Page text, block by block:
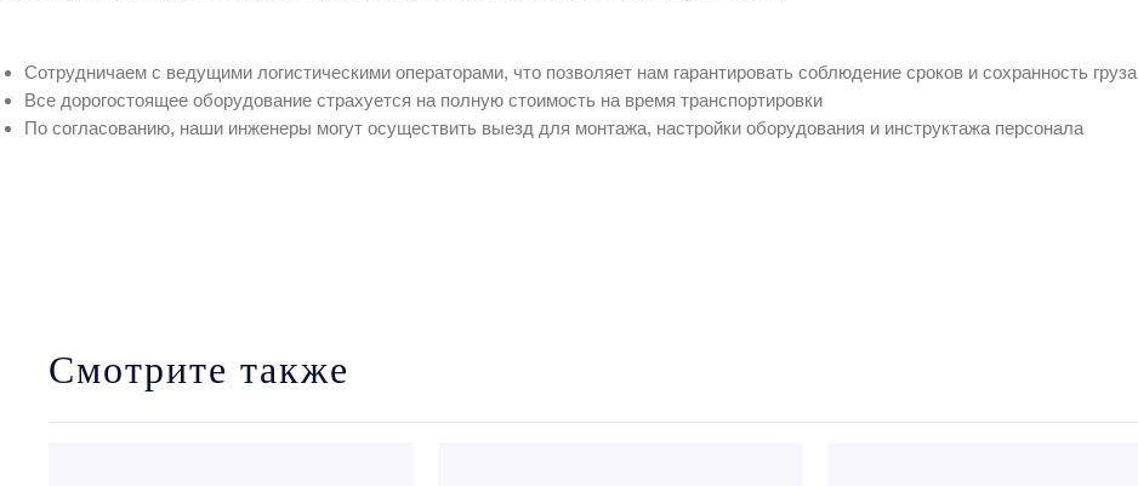
Сотрудничаем с ведущими логистическими операторами, что позволяет нам гарантировать соблюдение сроков и сохранность груза
Все дорогостоящее оборудование страхуется на полную стоимость на время транспортировки
По согласованию, наши инженеры могут осуществить выезд для монтажа, настройки оборудования и инструктажа персонала
Смотрите также